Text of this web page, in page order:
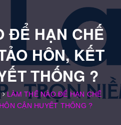
ĐỂ HẠN CHẾ
HÔN, KẾT
THỐNG ?
LÀM THẾ NÀO ĐỂ HẠN CHẾ
CẬN HUYẾT THỐNG ?